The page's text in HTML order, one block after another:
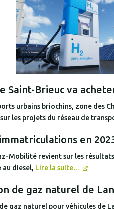
Saint-Brieuc va
urbains briochins, zone des
les projets du réseau de
en
Mobilité revient sur les
au diesel, Lire la suite…
de gaz naturel de
gaz naturel pour véhicules de